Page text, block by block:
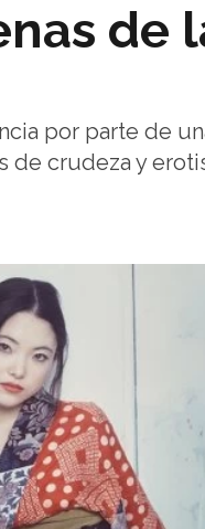
de
por parte de
de crudeza y